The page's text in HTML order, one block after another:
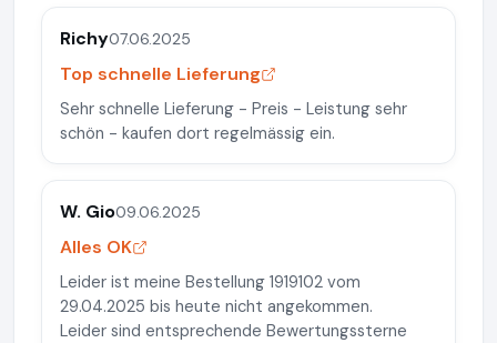
Richy07.06.2025
Top schnelle Lieferung
Sehr schnelle Lieferung - Preis - Leistung sehr
schön - kaufen dort regelmässig ein.
W. Gio09.06.2025
Alles OK
Leider ist meine Bestellung 1919102 vom
29.04.2025 bis heute nicht angekommen.
Leider sind entsprechende Bewertungssterne